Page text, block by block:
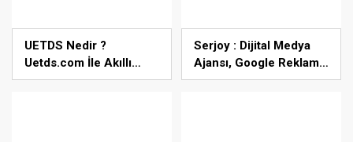
UETDS Nedir ?
Uetds.com İle Akıllı
Dijital Taşımacılık
Serjoy : Dijital Medya
Ajansı, Google Reklam
Ajansı, SEO Ajansı ve